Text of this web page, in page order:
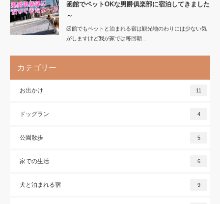
函館でペットOKな男爵俱楽部に宿泊してきました
～
函館でもペットと泊まれる宿は観光地のわりには少ない気
がしますけど我が家では毎回朝…
カテゴリー
お出かけ 11
ドッグラン 4
公園散歩 5
家での生活 6
犬と泊まれる宿 9